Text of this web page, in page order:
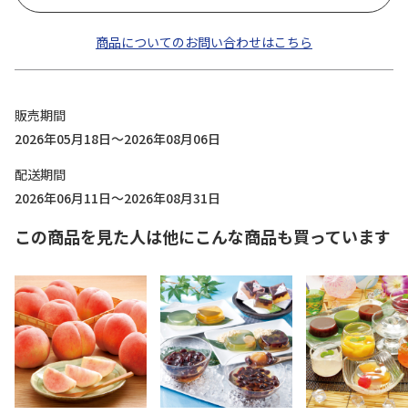
商品についてのお問い合わせはこちら
販売期間
2026年05月18日～2026年08月06日
配送期間
2026年06月11日～2026年08月31日
この商品を見た人は他にこんな商品も買っています